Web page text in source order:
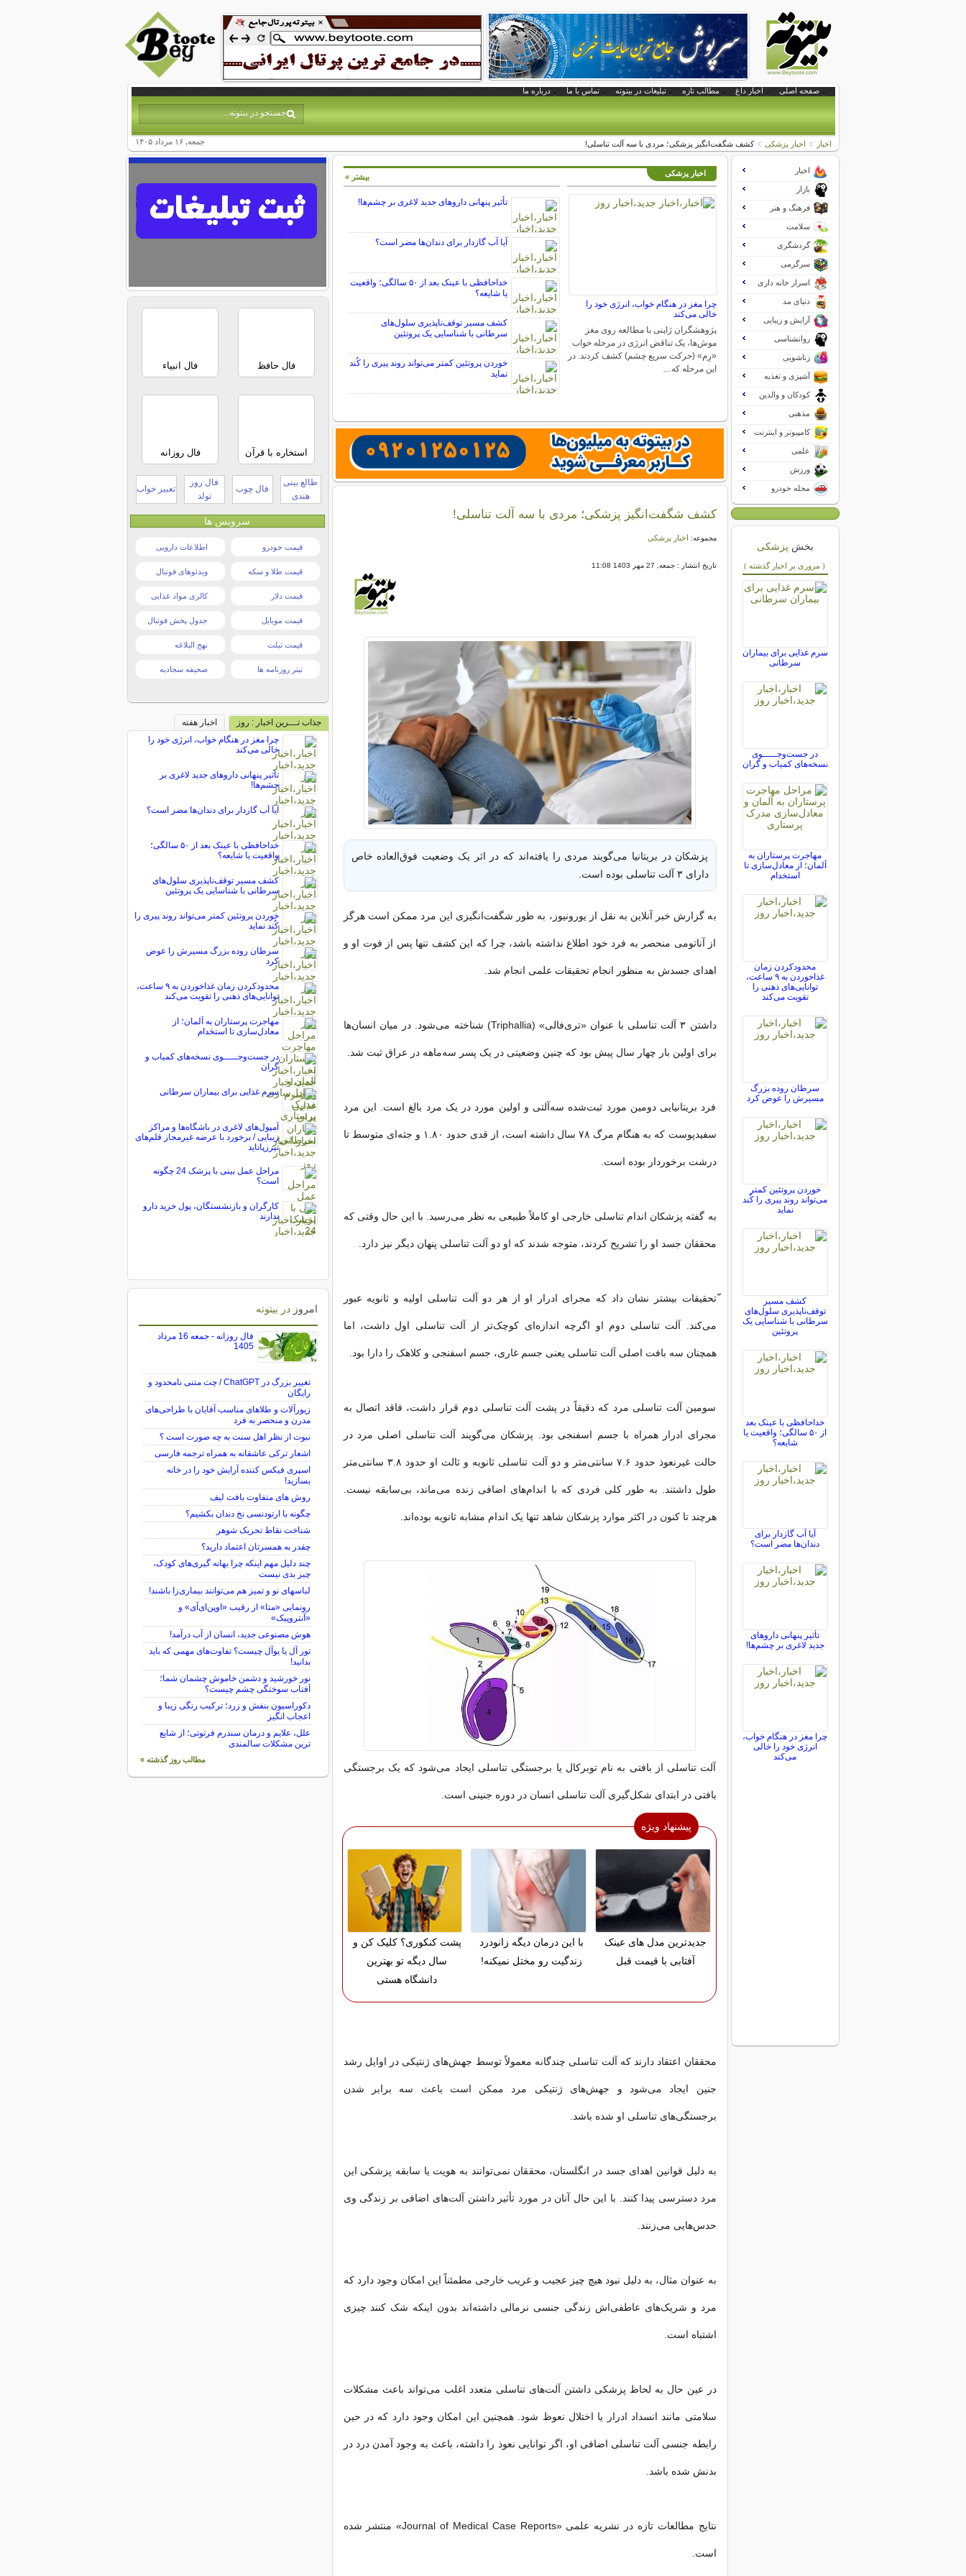
صفحه اصلی اخبار داغ مطالب تازه تبلیغات در بیتوته تماس با ما درباره ما
جمعه, ۱۶ مرداد ۱۴۰۵ اخبار اخبار پزشکی کشف شگفت‌انگیز پزشکی؛ مردی با سه آلت تناسلی!
اخبار پزشکی
چرا مغز در هنگام خواب، انرژی خود را
خالی می‌کند
پژوهشگران ژاپنی با مطالعه روی مغز
موش‌ها، یک تناقض انرژی در مرحله خواب
«رِم» (حرکت سریع چشم) کشف کردند. در
این مرحله که…
تأثیر پنهانی داروهای جدید لاغری بر چشم‌ها!
آیا آب گازدار برای دندان‌ها مضر است؟
خداحافظی با عینک بعد از ۵۰ سالگی؛ واقعیت
یا شایعه؟
کشف مسیر توقف‌ناپذیری سلول‌های
سرطانی با شناسایی یک پروتئین
خوردن پروتئین کمتر می‌تواند روند پیری را کُند
نماید
بیشتر »
کشف شگفت‌انگیز پزشکی؛ مردی با سه آلت تناسلی!
مجموعه: اخبار پزشکی
تاریخ انتشار : جمعه, 27 مهر 1403 11:08
پزشکان در بریتانیا می‌گویند مردی را یافته‌اند که در اثر یک وضعیت فوق‌العاده خاص
دارای ۳ آلت تناسلی بوده است.
به گزارش خبر آنلاین به نقل از یورونیوز، به طور شگفت‌انگیزی این مرد ممکن است هرگز
از آناتومی منحصر به فرد خود اطلاع نداشته باشد، چرا که این کشف تنها پس از فوت او و
اهدای جسدش به منظور انجام تحقیقات علمی انجام شد.
داشتن ۳ آلت تناسلی با عنوان «تری‌فالی» (Triphallia) شناخته می‌شود. در میان انسان‌ها
برای اولین بار چهار سال پیش بود که چنین وضعیتی در یک پسر سه‌ماهه در عراق ثبت شد.
فرد بریتانیایی دومین مورد ثبت‌شده سه‌آلتی و اولین مورد در یک مرد بالغ است. این مرد
سفیدپوست که به هنگام مرگ ۷۸ سال داشته است، از قدی حدود ۱.۸۰ و جثه‌ای متوسط تا
درشت برخوردار بوده است.
به گفته پزشکان اندام تناسلی خارجی او کاملاً طبیعی به نظر می‌رسید. با این حال وقتی که
محققان جسد او را تشریح کردند، متوجه شدند که او دو آلت تناسلی پنهان دیگر نیز دارد.
ّتحقیقات بیشتر نشان داد که مجرای ادرار او از هر دو آلت تناسلی اولیه و ثانویه عبور
می‌کند. آلت تناسلی دوم او اگرچه اندازه‌ای کوچک‌تر از آلت تناسلی اول داشت، اما
همچنان سه بافت اصلی آلت تناسلی یعنی جسم غاری، جسم اسفنجی و کلاهک را دارا بود.
سومین آلت تناسلی مرد که دقیقاً در پشت آلت تناسلی دوم قرار داشت، فاقد اتصال به
مجرای ادرار همراه با جسم اسفنجی بود. پزشکان می‌گویند آلت تناسلی اصلی مرد در
حالت غیرنعوذ حدود ۷.۶ سانتی‌متر و دو آلت تناسلی ثانویه و ثالث او حدود ۳.۸ سانتی‌متر
طول داشتند. به طور کلی فردی که با اندام‌های اضافی زنده می‌ماند، بی‌سابقه نیست.
هرچند تا کنون در اکثر موارد پزشکان شاهد تنها یک اندام مشابه ثانویه بوده‌اند.
آلت تناسلی از بافتی به نام توبرکال یا برجستگی تناسلی ایجاد می‌شود که یک برجستگی
بافتی در ابتدای شکل‌گیری آلت تناسلی انسان در دوره جنینی است.
پیشنهاد ویژه
جدیدترین مدل های عینک
آفتابی با قیمت قبل
با این درمان دیگه زانودرد
زندگیت رو مختل نمیکنه!
پشت کنکوری؟ کلیک کن و
سال دیگه تو بهترین
دانشگاه هستی
محققان اعتقاد دارند که آلت تناسلی چندگانه معمولاً توسط جهش‌های ژنتیکی در اوایل رشد
جنین ایجاد می‌شود و جهش‌های ژنتیکی مرد ممکن است باعث سه برابر شدن
برجستگی‌های تناسلی او شده باشد.
به دلیل قوانین اهدای جسد در انگلستان، محققان نمی‌توانند به هویت یا سابقه پزشکی این
مرد دسترسی پیدا کنند. با این حال آنان در مورد تأثیر داشتن آلت‌های اضافی بر زندگی وی
حدس‌هایی می‌زنند.
به عنوان مثال، به دلیل نبود هیچ چیز عجیب و غریب خارجی مطمئناً این امکان وجود دارد که
مرد و شریک‌های عاطفی‌اش زندگی جنسی نرمالی داشته‌اند بدون اینکه شک کنند چیزی
اشتباه است.
در عین حال به لحاظ پزشکی داشتن آلت‌های تناسلی متعدد اغلب می‌تواند باعث مشکلات
سلامتی مانند انسداد ادرار یا اختلال نعوظ شود. همچنین این امکان وجود دارد که در حین
رابطه جنسی آلت تناسلی اضافی او، اگر توانایی نعوذ را داشته، باعث به وجود آمدن درد در
بدنش شده باشد.
نتایج مطالعات تازه در نشریه علمی «Journal of Medical Case Reports» منتشر شده
است.
اخبار
بازار
فرهنگ و هنر
سلامت
گردشگری
سرگرمی
اسرار خانه داری
دنیای مد
آرایش و زیبایی
روانشناسی
زناشویی
آشپزی و تغذیه
کودکان و والدین
مذهبی
کامپیوتر و اینترنت
علمی
ورزش
مجله خودرو
بخش پزشکی
( مروری بر اخبار گذشته )
سرم غذایی برای بیماران
سرطانی
در جست‌وجـــــوی
نسخه‌های کمیاب و گران
مهاجرت پرستاران به
آلمان؛ از معادل‌سازی تا
استخدام
محدودکردن زمان
غذاخوردن به ۹ ساعت،
توانایی‌های ذهنی را
تقویت می‌کند
سرطان روده بزرگ
مسیرش را عوض کرد
خوردن پروتئین کمتر
می‌تواند روند پیری را کُند
نماید
کشف مسیر
توقف‌ناپذیری سلول‌های
سرطانی با شناسایی یک
پروتئین
خداحافظی با عینک بعد
از ۵۰ سالگی؛ واقعیت یا
شایعه؟
آیا آب گازدار برای
دندان‌ها مضر است؟
تأثیر پنهانی داروهای
جدید لاغری بر چشم‌ها!
چرا مغز در هنگام خواب،
انرژی خود را خالی
می‌کند
فال حافظ فال انبیاء
استخاره با قرآن فال روزانه
طالع بینی
هندی
فال چوب
فال روز
تولد
تعبیر خواب
سرویس ها
قیمت خودرو اطلاعات دارویی
قیمت طلا و سکه ویدئوهای فوتبال
قیمت دلار کالری مواد غذایی
قیمت موبایل جدول پخش فوتبال
قیمت تبلت نهج البلاغه
تیتر روزنامه ها صحیفه سجادیه
جذاب تـــرین اخبار : روز
اخبار هفته
چرا مغز در هنگام خواب، انرژی خود را
خالی می‌کند
تأثیر پنهانی داروهای جدید لاغری بر
چشم‌ها!
آیا آب گازدار برای دندان‌ها مضر است؟
خداحافظی با عینک بعد از ۵۰ سالگی؛
واقعیت یا شایعه؟
کشف مسیر توقف‌ناپذیری سلول‌های
سرطانی با شناسایی یک پروتئین
خوردن پروتئین کمتر می‌تواند روند پیری را
کُند نماید
سرطان روده بزرگ مسیرش را عوض
کرد
محدودکردن زمان غذاخوردن به ۹ ساعت،
توانایی‌های ذهنی را تقویت می‌کند
مهاجرت پرستاران به آلمان؛ از
معادل‌سازی تا استخدام
در جست‌وجـــــوی نسخه‌های کمیاب و
گران
سرم غذایی برای بیماران سرطانی
آمپول‌های لاغری در باشگاه‌ها و مراکز
زیبایی / برخورد با عرضه غیرمجاز قلم‌های
تیرزپاتاید
مراحل عمل بینی با پزشک 24 چگونه
است؟
کارگران و بازنشستگان، پول خرید دارو
ندارند
امروز در بیتوته
فال روزانه - جمعه 16 مرداد
1405
تغییر بزرگ در ChatGPT / چت متنی نامحدود و
رایگان
زیورآلات و طلاهای مناسب آقایان با طراحی‌های
مدرن و منحصر به فرد
نبوت از نظر اهل سنت به چه صورت است ؟
اشعار ترکی عاشقانه به همراه ترجمه فارسی
اسپری فیکس کننده آرایش خود را در خانه
بسازید!
روش های متفاوت بافت لیف
چگونه با ارتودنسی نخ دندان بکشیم؟
شناخت نقاط تحریک شوهر
چقدر به همسرتان اعتماد دارید؟
چند دلیل مهم اینکه چرا بهانه گیری‌های کودک،
چیز بدی نیست
لباس‎های نو و تمیز هم می‌توانند بیماری‌زا باشند!
رونمایی «متا» از رقیب «اوپن‌ای‌آی» و
«آنتروپیک»
هوش مصنوعی جدید، انسان از آب درآمد!
تور آل یا یوآل چیست؟ تفاوت‌های مهمی که باید
بدانید!
نور خورشید و دشمن خاموش چشمان شما؛
آفتاب سوختگی چشم چیست؟
دکوراسیون بنفش و زرد؛ ترکیب رنگی زیبا و
اعجاب انگیز
علل، علایم و درمان سندرم فرتوتی؛ از شایع
ترین مشکلات سالمندی
مطالب روز گذشته »